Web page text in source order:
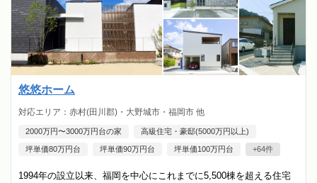
悠悠ホーム
対応エリア：赤村(田川郡)・大野城市・福岡市 他
2000万円〜3000万円台の家 高級住宅・豪邸(5000万円以上)
坪単価80万円台 坪単価90万円台 坪単価100万円台 +64件
1994年の設立以来、福岡を中心にこれまでに5,500棟を超える住宅